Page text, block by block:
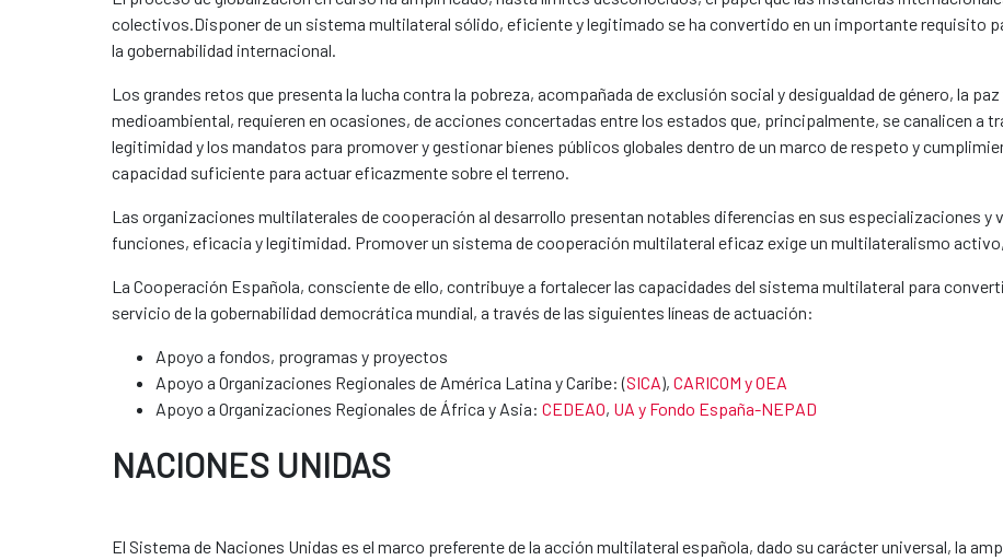
colectivos.Disponer de un sistema multilateral sólido, eficiente y legitimado se ha convertido en un importante requisito
la gobernabilidad internacional.
Los grandes retos que presenta la lucha contra la pobreza, acompañada de exclusión social y desigualdad de género, la
medioambiental, requieren en ocasiones, de acciones concertadas entre los estados que, principalmente, se canalicen a
legitimidad y los mandatos para promover y gestionar bienes públicos globales dentro de un marco de respeto y
capacidad suficiente para actuar eficazmente sobre el terreno.
Las organizaciones multilaterales de cooperación al desarrollo presentan notables diferencias en sus especializaciones
funciones, eficacia y legitimidad. Promover un sistema de cooperación multilateral eficaz exige un multilateralismo
La Cooperación Española, consciente de ello, contribuye a fortalecer las capacidades del sistema multilateral para
servicio de la gobernabilidad democrática mundial, a través de las siguientes líneas de actuación:
Apoyo a fondos, programas y proyectos
Apoyo a Organizaciones Regionales de América Latina y Caribe: (SICA), CARICOM y OEA
Apoyo a Organizaciones Regionales de África y Asia: CEDEAO, UA y Fondo España-NEPAD
NACIONES UNIDAS
El Sistema de Naciones Unidas es el marco preferente de la acción multilateral española, dado su carácter universal, la